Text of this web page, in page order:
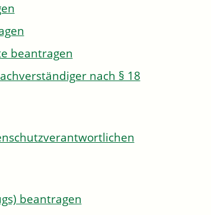
beantragen
nach § 18
beantragen